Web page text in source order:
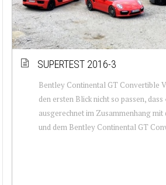
SUPERTEST 2016-3
Bentley Continental GT Convertible
den ersten Blick nicht so passen, dass
ausgerechnet im Zusammenhang mit
und dem Bentley Continental GT